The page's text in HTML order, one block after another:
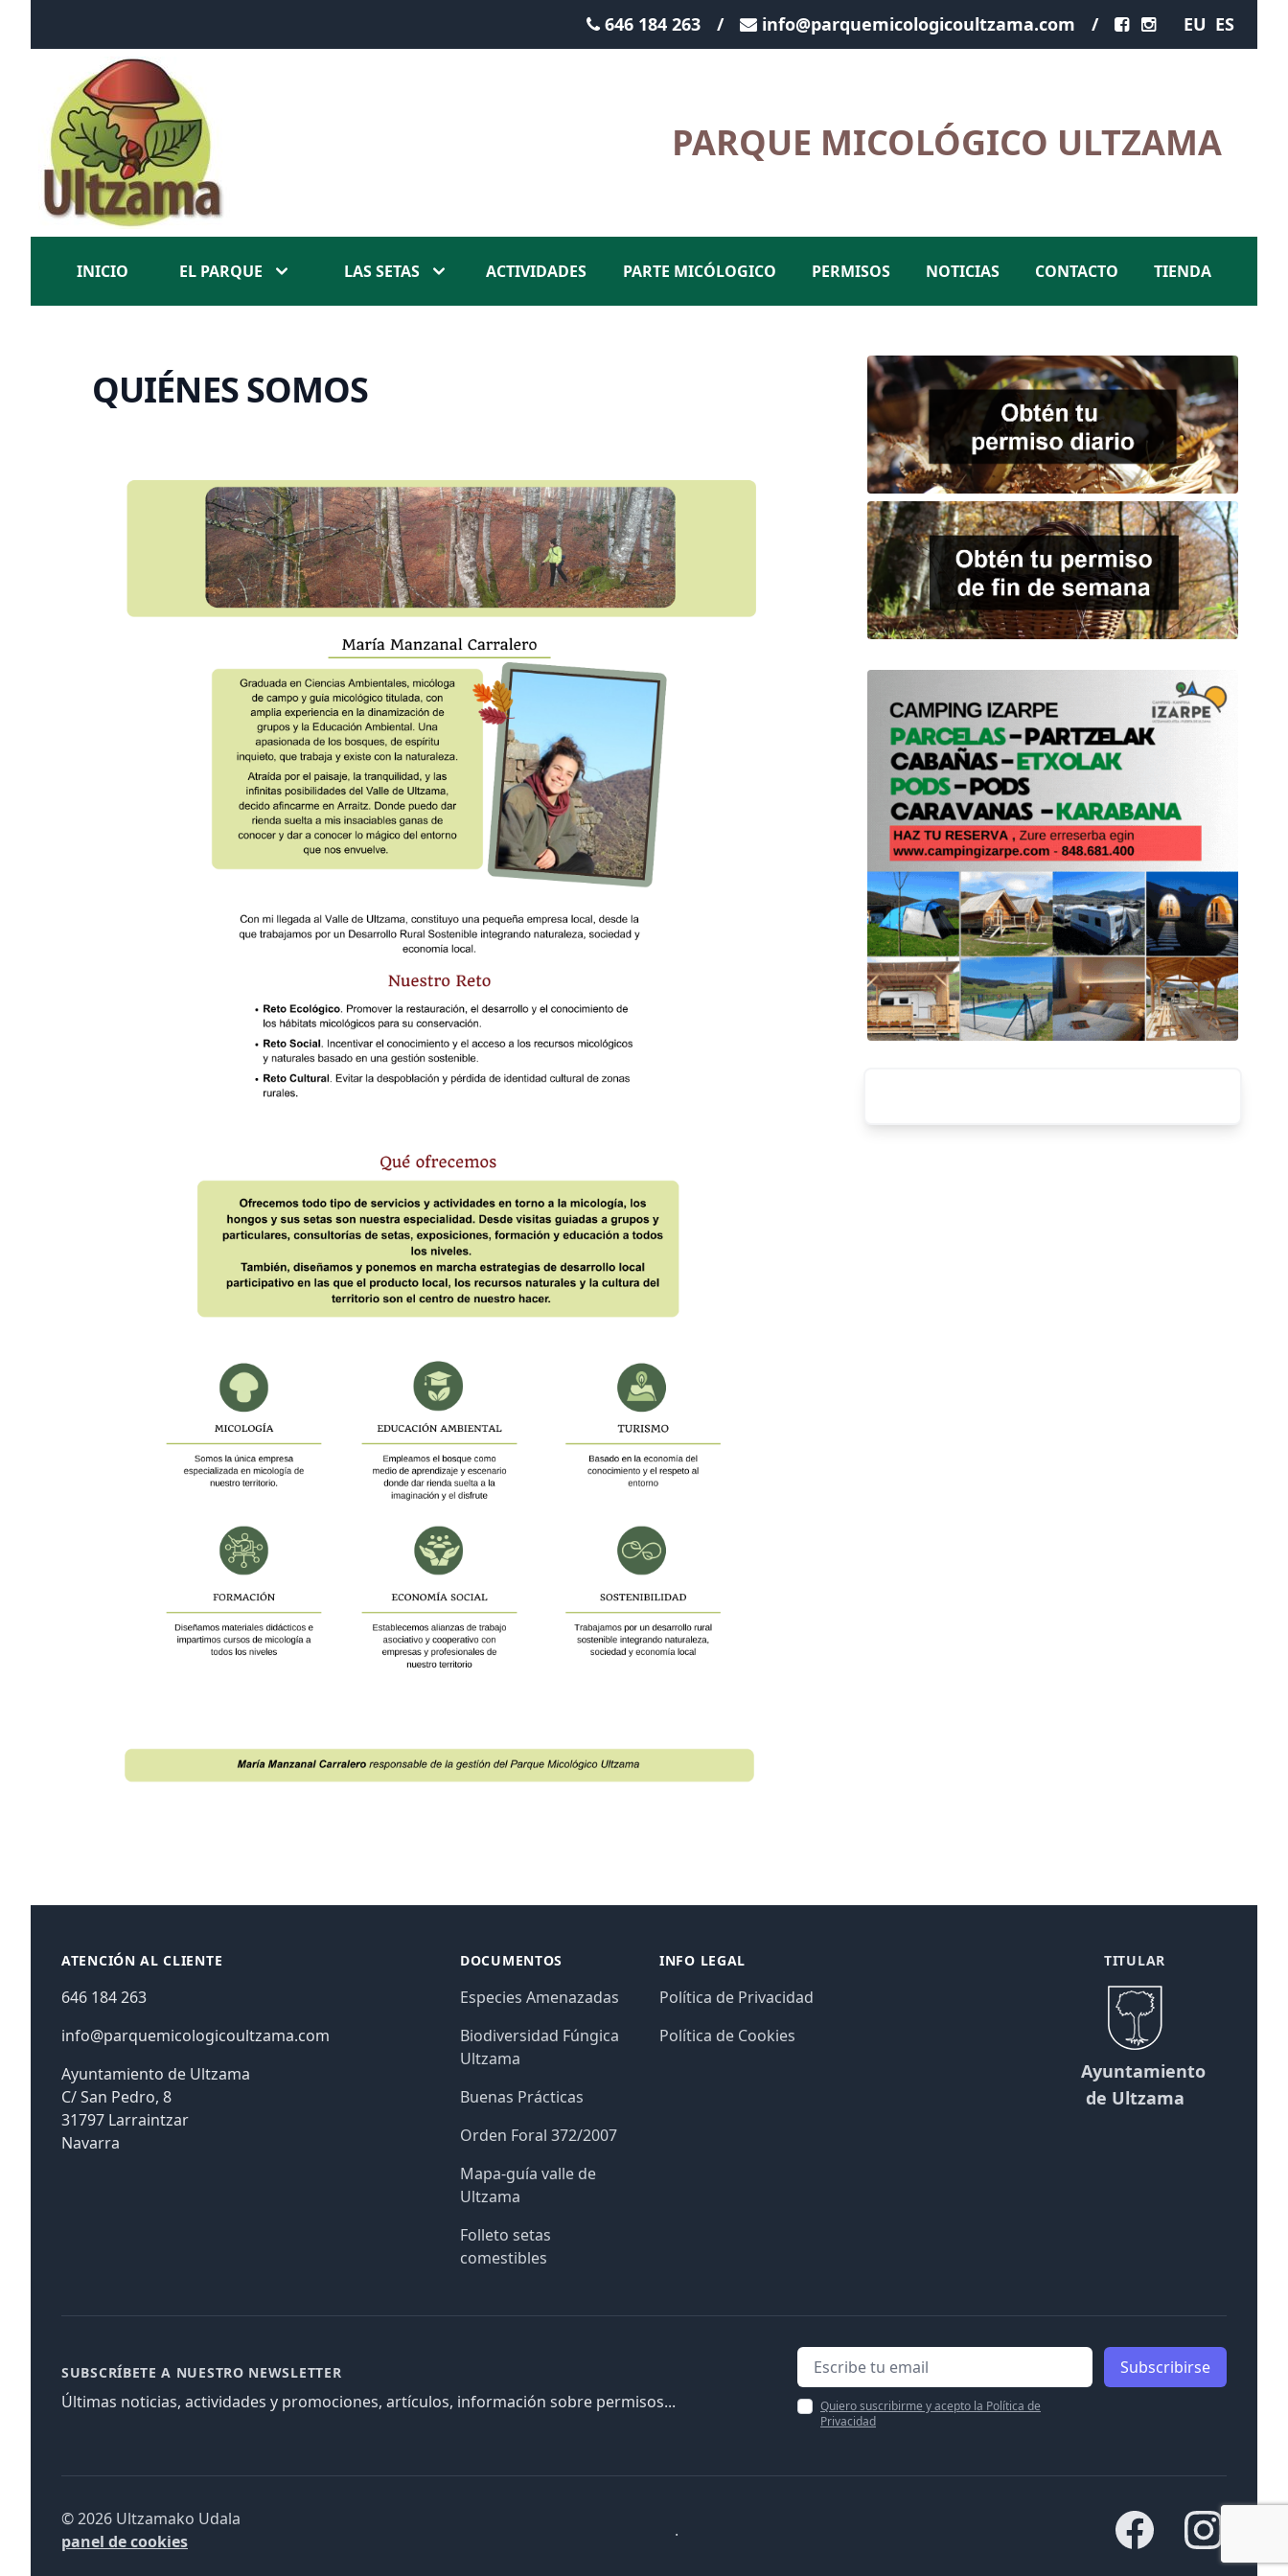
646 184 263 / info@parquemicologicoultzama.com / EU ES
PARQUE MICOLÓGICO ULTZAMA
INICIO EL PARQUE LAS SETAS ACTIVIDADES PARTE MICÓLOGICO PERMISOS NOTICIAS CONTACTO TIENDA
QUIÉNES SOMOS
ATENCIÓN AL CLIENTE
646 184 263
info@parquemicologicoultzama.com
Ayuntamiento de Ultzama
C/ San Pedro, 8
31797 Larraintzar
Navarra
DOCUMENTOS
Especies Amenazadas
Biodiversidad Fúngica
Ultzama
Buenas Prácticas
Orden Foral 372/2007
Mapa-guía valle de
Ultzama
Folleto setas
comestibles
INFO LEGAL
Política de Privacidad
Política de Cookies
TITULAR
Ayuntamiento
de Ultzama
SUBSCRÍBETE A NUESTRO NEWSLETTER
Últimas noticias, actividades y promociones, artículos, información sobre permisos...
Quiero suscribirme y acepto la Política de
Privacidad
Subscribirse
Facebook Instagram
.
© 2026 Ultzamako Udala
panel de cookies